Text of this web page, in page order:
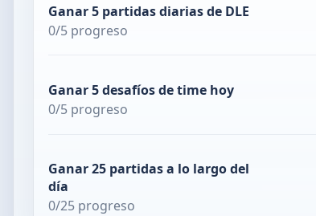
Ganar 5 partidas diarias de DLE
0/5 progreso
Ganar 5 desafíos de time hoy
0/5 progreso
Ganar 25 partidas a lo largo del
día
0/25 progreso